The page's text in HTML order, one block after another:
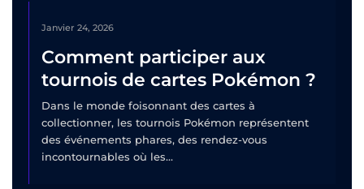
Janvier 24, 2026
Comment participer aux
tournois de cartes Pokémon ?
Dans le monde foisonnant des cartes à
collectionner, les tournois Pokémon représentent
des événements phares, des rendez-vous
incontournables où les...